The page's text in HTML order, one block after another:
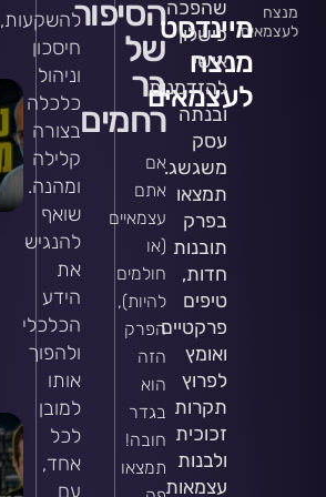
מנצח
לעצמאיםמיינדסט
מנצח
לעצמאים
שהפכה
כישלון
אישי
להזדמנות
ובנתה
עסק
משגשג.
תמצאו
בפרק
תובנות
חדות,
טיפים
פרקטיים
ואומץ
לפרוץ
תקרות
זכוכית
ולבנות
עצמאות
הסיפור
של
בר
רחמים
אם
אתם
עצמאיים
(או
חולמים
להיות),
הפרק
הזה
הוא
בגדר
חובה!
תמצאו
להשקעות,
חיסכון
וניהול
כלכלה
בצורה
קלילה
ומהנה.
שואף
להנגיש
את
הידע
הכלכלי
ולהפוך
אותו
למובן
לכל
אחד,
עם